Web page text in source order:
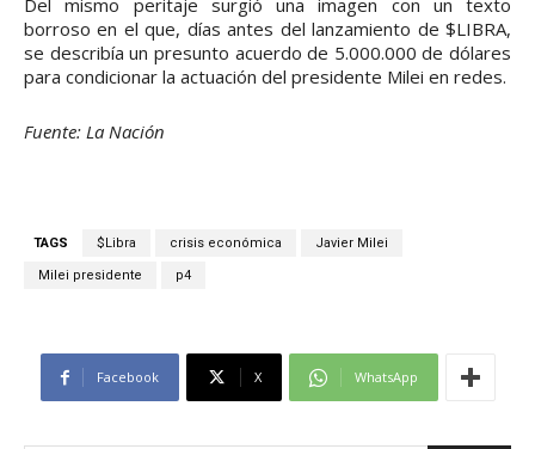
Del mismo peritaje surgió una imagen con un texto
borroso en el que, días antes del lanzamiento de $LIBRA,
se describía un presunto acuerdo de 5.000.000 de dólares
para condicionar la actuación del presidente Milei en redes.
Fuente: La Nación
TAGS $Libra crisis económica Javier Milei
Milei presidente p4
Facebook X WhatsApp